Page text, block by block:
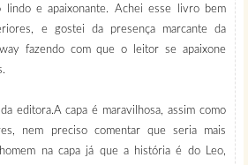
lindo e apaixonante. Achei esse livro bem
e gostei da presença marcante da
fazendo com que o leitor se apaixone
editora.A capa é maravilhosa, assim como
nem preciso comentar que seria mais
na capa já que a história é do Leo,